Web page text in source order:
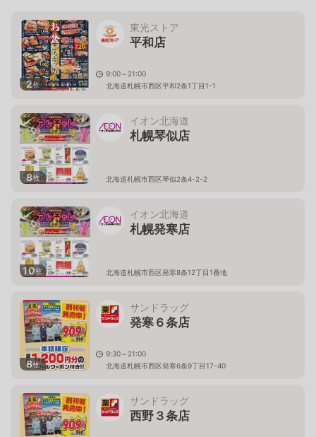
2枚
東光ストア
平和店
9:00～21:00
北海道札幌市西区平和2条1丁目1-1
8枚
イオン北海道
札幌琴似店
北海道札幌市西区琴似2条4-2-2
10枚
イオン北海道
札幌発寒店
北海道札幌市西区発寒8条12丁目1番地
8枚
サンドラッグ
発寒６条店
9:30～21:00
北海道札幌市西区発寒6条9丁目17-40
サンドラッグ
西野３条店